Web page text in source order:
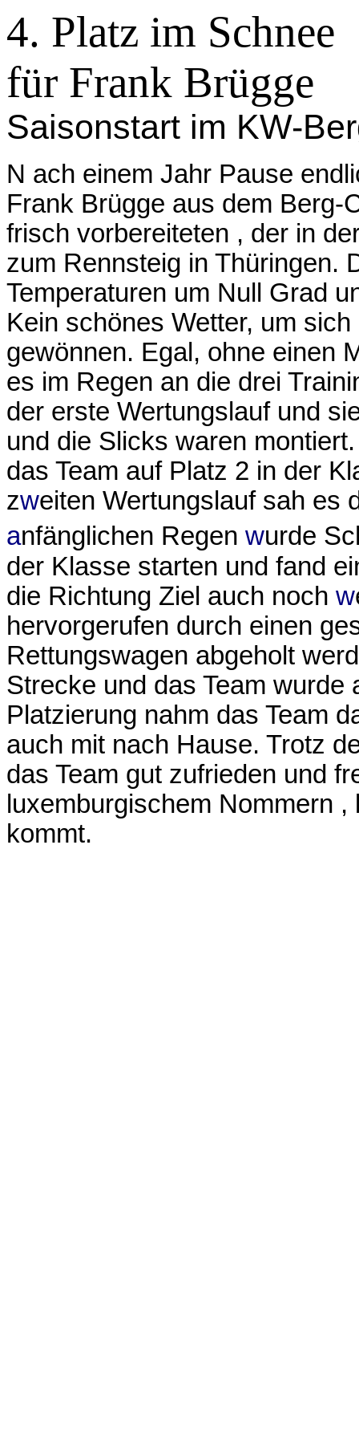
4. Platz im Schnee
für Frank Brügge
Saisonstart im KW-
N ach einem Jahr Pause
Frank Brügge aus dem Berg-
frisch vorbereiteten , der in
zum Rennsteig in Thüringen.
Temperaturen um Null Grad
Kein schönes Wetter, um
gewönnen. Egal, ohne einen
es im Regen an die drei
der erste Wertungslauf und
und die Slicks waren
das Team auf Platz 2 in der
zweiten Wertungslauf sah es
anfänglichen Regen wurde
der Klasse starten und fand
die Richtung Ziel auch noch w
hervorgerufen durch einen
Rettungswagen abgeholt
Strecke und das Team
Platzierung nahm das Team
auch mit nach Hause. Trotz
das Team gut zufrieden und
luxemburgischem Nommern
kommt.